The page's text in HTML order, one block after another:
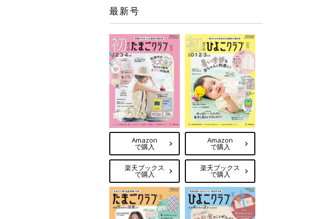
最新号
Amazon
で購入
楽天ブックス
で購入
Amazon
で購入
楽天ブックス
で購入